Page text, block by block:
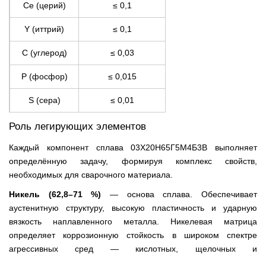
Ce (церий) ≤ 0,1
Y (иттрий) ≤ 0,1
C (углерод) ≤ 0,03
P (фосфор) ≤ 0,015
S (сера) ≤ 0,01
Роль легирующих элементов
Каждый компонент сплава 03Х20Н65Г5М4Б3В выполняет
определённую задачу, формируя комплекс свойств,
необходимых для сварочного материала.
Никель (62,8–71 %) — основа сплава. Обеспечивает
аустенитную структуру, высокую пластичность и ударную
вязкость наплавленного металла. Никелевая матрица
определяет коррозионную стойкость в широком спектре
агрессивных сред — кислотных, щелочных и